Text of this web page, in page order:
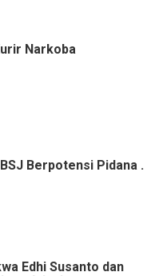
Narkoba
Berpotensi Pidana .
Edhi Susanto dan